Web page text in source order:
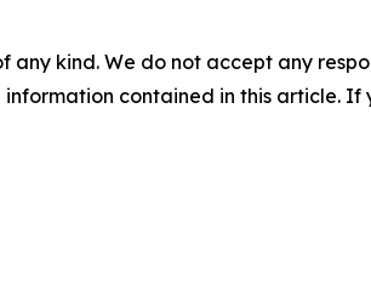
any kind. We do not accept any
contained in this article.